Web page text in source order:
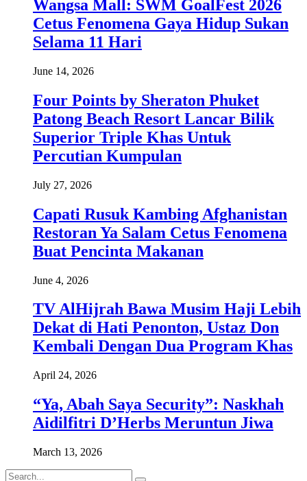
Wangsa Mall: SWM GoalFest 2026
Cetus Fenomena Gaya Hidup Sukan
Selama 11 Hari
June 14, 2026
Four Points by Sheraton Phuket
Patong Beach Resort Lancar Bilik
Superior Triple Khas Untuk
Percutian Kumpulan
July 27, 2026
Capati Rusuk Kambing Afghanistan
Restoran Ya Salam Cetus Fenomena
Buat Pencinta Makanan
June 4, 2026
TV AlHijrah Bawa Musim Haji Lebih
Dekat di Hati Penonton, Ustaz Don
Kembali Dengan Dua Program Khas
April 24, 2026
“Ya, Abah Saya Security”: Naskhah
Aidilfitri D’Herbs Meruntun Jiwa
March 13, 2026